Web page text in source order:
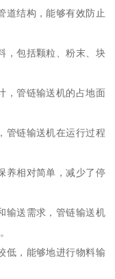
道结构，能够有效防止
，包括颗粒、粉末、块
，管链输送机的占地面
管链输送机在运行过程
养相对简单，减少了停
输送需求，管链输送机
低，能够地进行物料输